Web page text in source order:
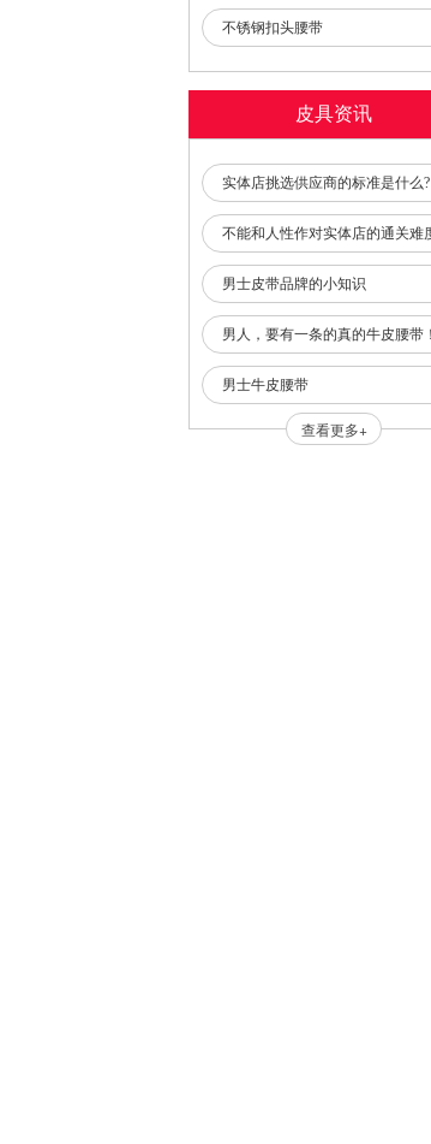
不锈钢扣头腰带
皮具资讯
实体店挑选供应商的标准是什么?
男士皮带品牌的小知识
男士牛皮腰带
查看更多+